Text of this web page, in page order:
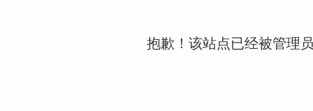
抱歉！该站点已经被管理